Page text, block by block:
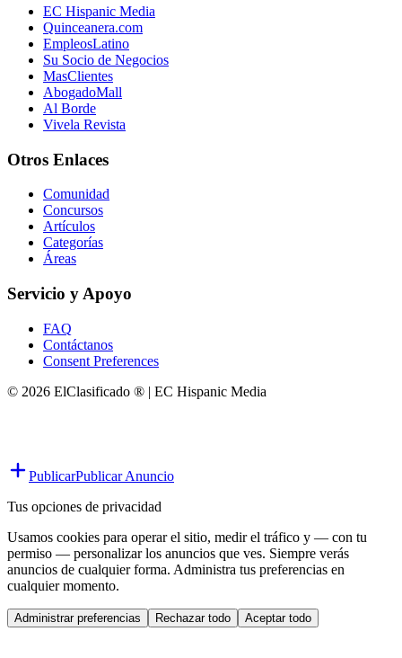
EC Hispanic Media
Quinceanera.com
EmpleosLatino
Su Socio de Negocios
MasClientes
AbogadoMall
Al Borde
Vivela Revista
Otros Enlaces
Comunidad
Concursos
Artículos
Categorías
Áreas
Servicio y Apoyo
FAQ
Contáctanos
Consent Preferences
© 2026 ElClasificado ® | EC Hispanic Media
PublicarPublicar Anuncio
Tus opciones de privacidad
Usamos cookies para operar el sitio, medir el tráfico y — con tu
permiso — personalizar los anuncios que ves. Siempre verás
anuncios de cualquier forma. Administra tus preferencias en
cualquier momento.
Administrar preferencias Rechazar todo Aceptar todo